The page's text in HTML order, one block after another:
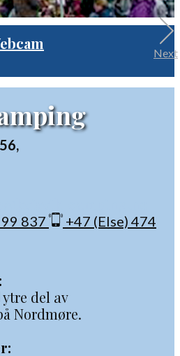
Next
837
+47 (Else) 474
del av
Nordmøre.